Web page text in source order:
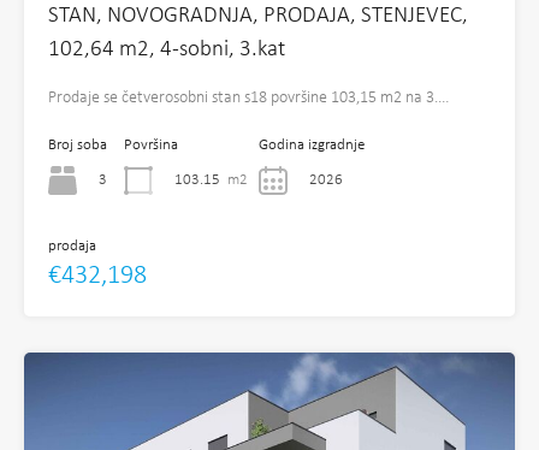
STAN, NOVOGRADNJA, PRODAJA, STENJEVEC,
102,64 m2, 4-sobni, 3.kat
Prodaje se četverosobni stan s18 površine 103,15 m2 na 3.…
Broj soba
3
Površina
103.15 m2
Godina izgradnje
2026
prodaja
€432,198